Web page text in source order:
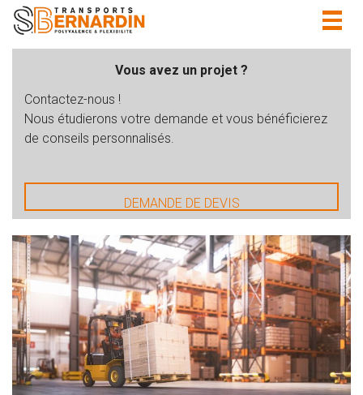
Vous avez un projet ?
Contactez-nous !
Nous étudierons votre demande et vous bénéficierez
de conseils personnalisés.
DEMANDE DE DEVIS